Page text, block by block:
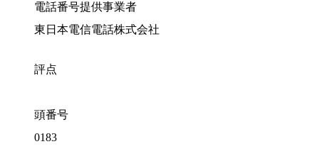
電話番号提供事業者
東日本電信電話株式会社
評点
頭番号
0183